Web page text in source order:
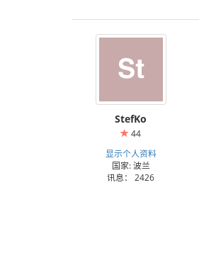
StefKo
44
显示个人资料
国家: 波兰
讯息： 2426